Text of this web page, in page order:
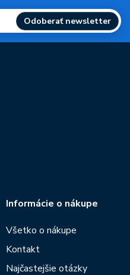
Odoberať newsletter
Informácie o nákupe
Všetko o nákupe
Kontakt
Najčastejšie otázky